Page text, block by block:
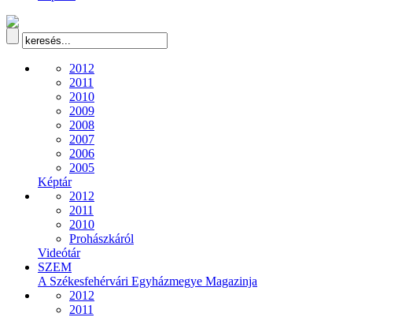
2012
2011
2010
2009
2008
2007
2006
2005
Képtár
2012
2011
2010
Prohászkáról
Videótár
SZEM
A Székesfehérvári Egyházmegye Magazinja
2012
2011